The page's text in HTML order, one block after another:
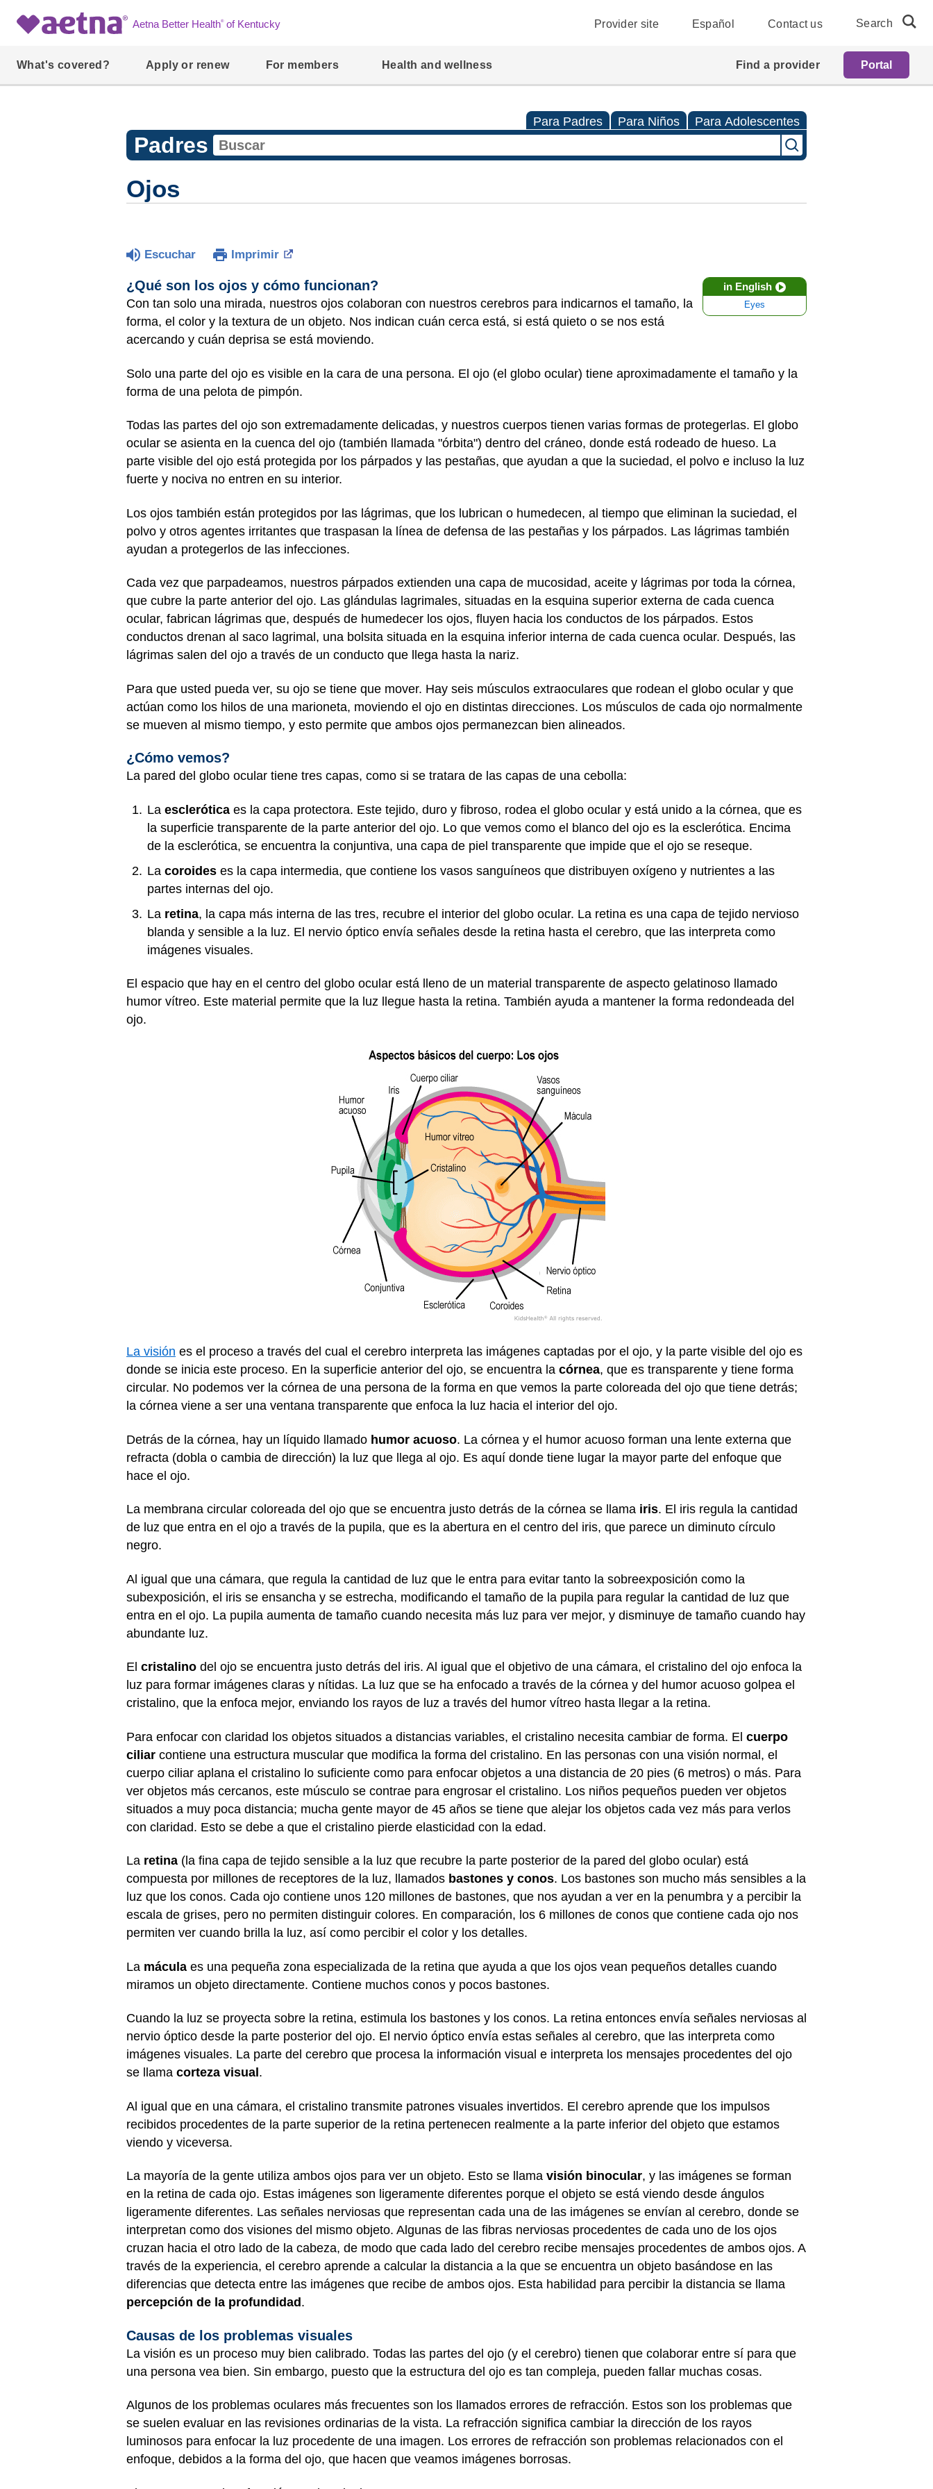
Aetna Better Health®of Kentucky Provider site Español Contact us Search
What's covered? Apply or renew For members Health and wellness Find a provider Portal
Para Padres Para Niños Para Adolescentes
Padres
Ojos
Escuchar Imprimir
in English
Eyes
¿Qué son los ojos y cómo funcionan?
Con tan solo una mirada, nuestros ojos colaboran con nuestros cerebros para indicarnos el tamaño, la
forma, el color y la textura de un objeto. Nos indican cuán cerca está, si está quieto o se nos está
acercando y cuán deprisa se está moviendo.
Solo una parte del ojo es visible en la cara de una persona. El ojo (el globo ocular) tiene aproximadamente el tamaño y la
forma de una pelota de pimpón.
Todas las partes del ojo son extremadamente delicadas, y nuestros cuerpos tienen varias formas de protegerlas. El globo
ocular se asienta en la cuenca del ojo (también llamada "órbita") dentro del cráneo, donde está rodeado de hueso. La
parte visible del ojo está protegida por los párpados y las pestañas, que ayudan a que la suciedad, el polvo e incluso la luz
fuerte y nociva no entren en su interior.
Los ojos también están protegidos por las lágrimas, que los lubrican o humedecen, al tiempo que eliminan la suciedad, el
polvo y otros agentes irritantes que traspasan la línea de defensa de las pestañas y los párpados. Las lágrimas también
ayudan a protegerlos de las infecciones.
Cada vez que parpadeamos, nuestros párpados extienden una capa de mucosidad, aceite y lágrimas por toda la córnea,
que cubre la parte anterior del ojo. Las glándulas lagrimales, situadas en la esquina superior externa de cada cuenca
ocular, fabrican lágrimas que, después de humedecer los ojos, fluyen hacia los conductos de los párpados. Estos
conductos drenan al saco lagrimal, una bolsita situada en la esquina inferior interna de cada cuenca ocular. Después, las
lágrimas salen del ojo a través de un conducto que llega hasta la nariz.
Para que usted pueda ver, su ojo se tiene que mover. Hay seis músculos extraoculares que rodean el globo ocular y que
actúan como los hilos de una marioneta, moviendo el ojo en distintas direcciones. Los músculos de cada ojo normalmente
se mueven al mismo tiempo, y esto permite que ambos ojos permanezcan bien alineados.
¿Cómo vemos?
La pared del globo ocular tiene tres capas, como si se tratara de las capas de una cebolla:
La esclerótica es la capa protectora. Este tejido, duro y fibroso, rodea el globo ocular y está unido a la córnea, que es
la superficie transparente de la parte anterior del ojo. Lo que vemos como el blanco del ojo es la esclerótica. Encima
de la esclerótica, se encuentra la conjuntiva, una capa de piel transparente que impide que el ojo se reseque.
La coroides es la capa intermedia, que contiene los vasos sanguíneos que distribuyen oxígeno y nutrientes a las
partes internas del ojo.
La retina, la capa más interna de las tres, recubre el interior del globo ocular. La retina es una capa de tejido nervioso
blanda y sensible a la luz. El nervio óptico envía señales desde la retina hasta el cerebro, que las interpreta como
imágenes visuales.
El espacio que hay en el centro del globo ocular está lleno de un material transparente de aspecto gelatinoso llamado
humor vítreo. Este material permite que la luz llegue hasta la retina. También ayuda a mantener la forma redondeada del
ojo.
La visión es el proceso a través del cual el cerebro interpreta las imágenes captadas por el ojo, y la parte visible del ojo es
donde se inicia este proceso. En la superficie anterior del ojo, se encuentra la córnea, que es transparente y tiene forma
circular. No podemos ver la córnea de una persona de la forma en que vemos la parte coloreada del ojo que tiene detrás;
la córnea viene a ser una ventana transparente que enfoca la luz hacia el interior del ojo.
Detrás de la córnea, hay un líquido llamado humor acuoso. La córnea y el humor acuoso forman una lente externa que
refracta (dobla o cambia de dirección) la luz que llega al ojo. Es aquí donde tiene lugar la mayor parte del enfoque que
hace el ojo.
La membrana circular coloreada del ojo que se encuentra justo detrás de la córnea se llama iris. El iris regula la cantidad
de luz que entra en el ojo a través de la pupila, que es la abertura en el centro del iris, que parece un diminuto círculo
negro.
Al igual que una cámara, que regula la cantidad de luz que le entra para evitar tanto la sobreexposición como la
subexposición, el iris se ensancha y se estrecha, modificando el tamaño de la pupila para regular la cantidad de luz que
entra en el ojo. La pupila aumenta de tamaño cuando necesita más luz para ver mejor, y disminuye de tamaño cuando hay
abundante luz.
El cristalino del ojo se encuentra justo detrás del iris. Al igual que el objetivo de una cámara, el cristalino del ojo enfoca la
luz para formar imágenes claras y nítidas. La luz que se ha enfocado a través de la córnea y del humor acuoso golpea el
cristalino, que la enfoca mejor, enviando los rayos de luz a través del humor vítreo hasta llegar a la retina.
Para enfocar con claridad los objetos situados a distancias variables, el cristalino necesita cambiar de forma. El cuerpo
ciliar contiene una estructura muscular que modifica la forma del cristalino. En las personas con una visión normal, el
cuerpo ciliar aplana el cristalino lo suficiente como para enfocar objetos a una distancia de 20 pies (6 metros) o más. Para
ver objetos más cercanos, este músculo se contrae para engrosar el cristalino. Los niños pequeños pueden ver objetos
situados a muy poca distancia; mucha gente mayor de 45 años se tiene que alejar los objetos cada vez más para verlos
con claridad. Esto se debe a que el cristalino pierde elasticidad con la edad.
La retina (la fina capa de tejido sensible a la luz que recubre la parte posterior de la pared del globo ocular) está
compuesta por millones de receptores de la luz, llamados bastones y conos. Los bastones son mucho más sensibles a la
luz que los conos. Cada ojo contiene unos 120 millones de bastones, que nos ayudan a ver en la penumbra y a percibir la
escala de grises, pero no permiten distinguir colores. En comparación, los 6 millones de conos que contiene cada ojo nos
permiten ver cuando brilla la luz, así como percibir el color y los detalles.
La mácula es una pequeña zona especializada de la retina que ayuda a que los ojos vean pequeños detalles cuando
miramos un objeto directamente. Contiene muchos conos y pocos bastones.
Cuando la luz se proyecta sobre la retina, estimula los bastones y los conos. La retina entonces envía señales nerviosas al
nervio óptico desde la parte posterior del ojo. El nervio óptico envía estas señales al cerebro, que las interpreta como
imágenes visuales. La parte del cerebro que procesa la información visual e interpreta los mensajes procedentes del ojo
se llama corteza visual .
Al igual que en una cámara, el cristalino transmite patrones visuales invertidos. El cerebro aprende que los impulsos
recibidos procedentes de la parte superior de la retina pertenecen realmente a la parte inferior del objeto que estamos
viendo y viceversa.
La mayoría de la gente utiliza ambos ojos para ver un objeto. Esto se llama visión binocular, y las imágenes se forman
en la retina de cada ojo. Estas imágenes son ligeramente diferentes porque el objeto se está viendo desde ángulos
ligeramente diferentes. Las señales nerviosas que representan cada una de las imágenes se envían al cerebro, donde se
interpretan como dos visiones del mismo objeto. Algunas de las fibras nerviosas procedentes de cada uno de los ojos
cruzan hacia el otro lado de la cabeza, de modo que cada lado del cerebro recibe mensajes procedentes de ambos ojos. A
través de la experiencia, el cerebro aprende a calcular la distancia a la que se encuentra un objeto basándose en las
diferencias que detecta entre las imágenes que recibe de ambos ojos. Esta habilidad para percibir la distancia se llama
percepción de la profundidad .
Causas de los problemas visuales
La visión es un proceso muy bien calibrado. Todas las partes del ojo (y el cerebro) tienen que colaborar entre sí para que
una persona vea bien. Sin embargo, puesto que la estructura del ojo es tan compleja, pueden fallar muchas cosas.
Algunos de los problemas oculares más frecuentes son los llamados errores de refracción. Estos son los problemas que
se suelen evaluar en las revisiones ordinarias de la vista. La refracción significa cambiar la dirección de los rayos
luminosos para enfocar la luz procedente de una imagen. Los errores de refracción son problemas relacionados con el
enfoque, debidos a la forma del ojo, que hacen que veamos imágenes borrosas.